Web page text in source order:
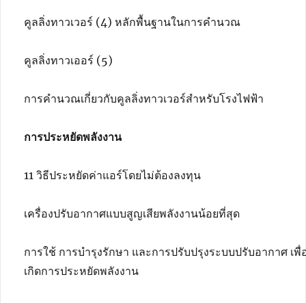
คูลลิ่งทาวเวอร์ (4) หลักพื้นฐานในการคำนวณ
คูลลิ่งทาวเออร์ (5)
การคำนวณเกี่ยวกับคูลลิ่งทาวเวอร์สำหรับโรงไฟฟ้า
การประหยัดพลังงาน
11 วิธีประหยัดค่าแอร์โดยไม่ต้องลงทุน
เครื่องปรับอากาศแบบสูญเสียพลังงานน้อยที่สุด
การใช้ การบำรุงรักษา และการปรับปรุงระบบปรับอากาศ เพื่
เกิดการประหยัดพลังงาน